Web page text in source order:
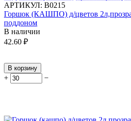
АРТИКУЛ: В0215
Горшок (КАШПО) д/цветов
поддоном
В наличии
42.60 ₽
В корзину
+ −